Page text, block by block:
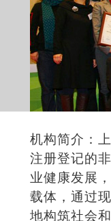
机构简介：
注册登记的
业健康发展
载体，通过
地构筑社会